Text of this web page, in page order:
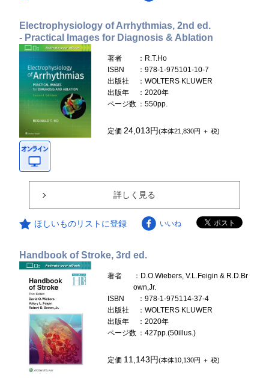
Electrophysiology of Arrhythmias, 2nd ed.
- Practical Images for Diagnosis & Ablation
著者
：R.T.Ho
ISBN
：978-1-975101-10-7
出版社
：WOLTERS KLUWER
出版年
：2020年
ページ数 ：550pp.
定価24,013円(本体21,830円 ＋ 税)
詳しく見る
ほしいものリストに登録 いいね
Handbook of Stroke, 3rd ed.
著者
：D.O.Wiebers, V.L.Feigin & R.D.Br
own,Jr.
ISBN
：978-1-975114-37-4
出版社
：WOLTERS KLUWER
出版年
：2020年
ページ数 ：427pp.(50illus.)
定価 11,143円(本体10,130円 ＋ 税)